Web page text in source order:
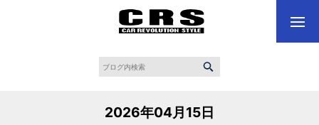
2026年04月15日